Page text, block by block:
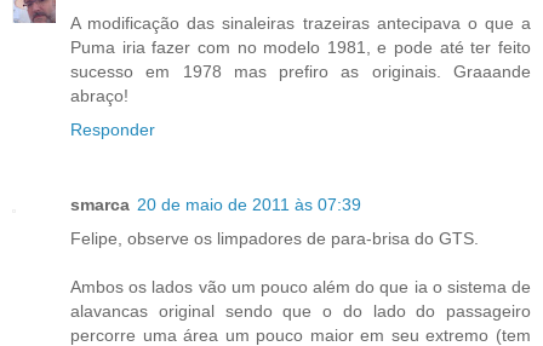
A modificação das sinaleiras trazeiras antecipava o que a
Puma iria fazer com no modelo 1981, e pode até ter feito
sucesso em 1978 mas prefiro as originais. Graaande
abraço!
Responder
smarca 20 de maio de 2011 às 07:39
Felipe, observe os limpadores de para-brisa do GTS.
Ambos os lados vão um pouco além do que ia o sistema de
alavancas original sendo que o do lado do passageiro
percorre uma área um pouco maior em seu extremo (tem